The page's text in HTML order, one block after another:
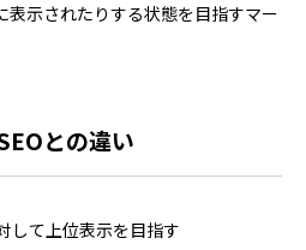
表示されたりする状態を目指すマー
との違い
して上位表示を目指す